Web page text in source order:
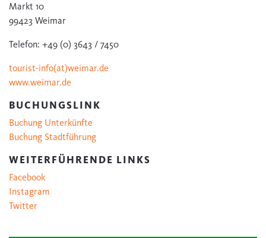
Markt 10
99423 Weimar
Telefon: +49 (0) 3643 / 7450
tourist-info(at)weimar.de
www.weimar.de
BUCHUNGSLINK
Buchung Unterkünfte
Buchung Stadtführung
WEITERFÜHRENDE LINKS
Facebook
Instagram
Twitter